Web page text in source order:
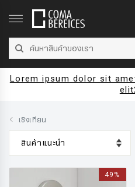
Lorem ipsum dolor sit
เชิงเทียน
49%